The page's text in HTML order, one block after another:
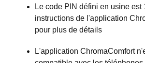
Le code PIN défini en usine est
instructions de l'application
pour plus de détails
L'application ChromaComfort